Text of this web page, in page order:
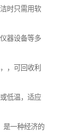
时只需用软
器设备等多
，可回收利
低温，适应
是一种经济的